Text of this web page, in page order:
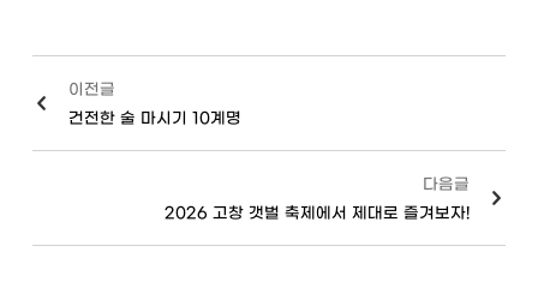
이전글
건전한 술 마시기 10계명
다음글
2026 고창 갯벌 축제에서 제대로 즐겨보자!